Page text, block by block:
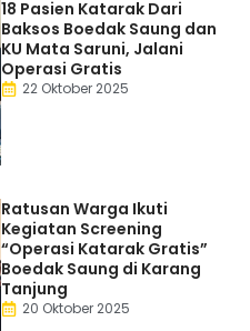
18 Pasien Katarak Dari
Baksos Boedak Saung dan
KU Mata Saruni, Jalani
Operasi Gratis
22 Oktober 2025
Ratusan Warga Ikuti
Kegiatan Screening
“Operasi Katarak Gratis”
Boedak Saung di Karang
Tanjung
20 Oktober 2025